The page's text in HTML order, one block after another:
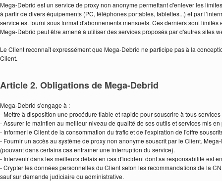
Mega-Debrid est un service de proxy non anonyme permettant d'enlever les
à partir de divers équipements (PC, téléphones portables, tablettes...) et par
service est fourni sous format d'abonnements mensuels. Ces derniers sont limités
Mega-Debrid peut être amené à utiliser des services proposés par d'autres sites
Le Client reconnaît expressément que Mega-Debrid ne participe pas à la
Client.
Article 2. Obligations de Mega-Debrid
Mega-Debrid s'engage à :
- Mettre à disposition une procédure fiable et rapide pour souscrire à tous
- Assurer le maintien au meilleur niveau de qualité de ses outils et services mis en
- Informer le Client de la consommation du trafic et de l'expiration de l'offre
- Fournir un accès au système de proxy non anonyme souscrit par le Client.
(pouvant dans certains cas entraîner une interruption du service).
- Intervenir dans les meilleurs délais en cas d'incident dont sa responsabilité est
- Crypter les données personnelles du Client selon les recommandations de la
sauf sur demande judiciaire ou administrative.